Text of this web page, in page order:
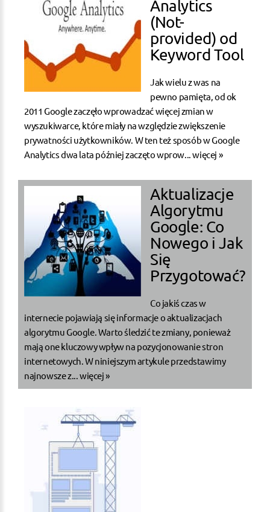
Analytics
(Not-
provided) od
Keyword Tool
Jak wielu z was na
pewno pamięta, od ok
2011 Google zaczęło wprowadzać więcej zmian w
wyszukiwarce, które miały na względzie zwiększenie
prywatności użytkowników. W ten też sposób w Google
Analytics dwa lata później zaczęto wprow...więcej »
Aktualizacje
Algorytmu
Google: Co
Nowego i Jak
Się
Przygotować?
Co jakiś czas w
internecie pojawiają się informacje o aktualizacjach
algorytmu Google. Warto śledzić te zmiany, ponieważ
mają one kluczowy wpływ na pozycjonowanie stron
internetowych. W niniejszym artykule przedstawimy
najnowsze z... więcej »